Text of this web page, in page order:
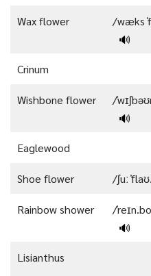
Wax flower
/wæks
🔊
Crinum
Wishbone flower
/
🔊
Eaglewood
Shoe flower /ʃuː
Rainbow shower
/
🔊
Lisianthus